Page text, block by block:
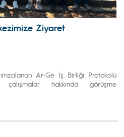
Ziyaret
Ar-Ge İş Birliği Protokolü
çalışmalar hakkında görüşme